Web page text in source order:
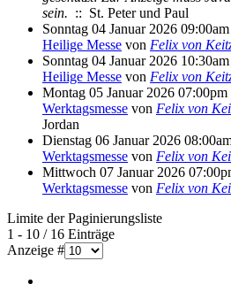
sein. :: St. Peter und Paul
Sonntag 04 Januar 2026 09:00am
Heilige Messe von Felix von
Sonntag 04 Januar 2026 10:30am
Heilige Messe von Felix von
Montag 05 Januar 2026 07:00pm
Werktagsmesse von Felix von
Jordan
Dienstag 06 Januar 2026
Werktagsmesse von Felix von
Mittwoch 07 Januar 2026
Werktagsmesse von Felix von
Limite der Paginierungsliste
1 - 10 / 16 Einträge
Anzeige #